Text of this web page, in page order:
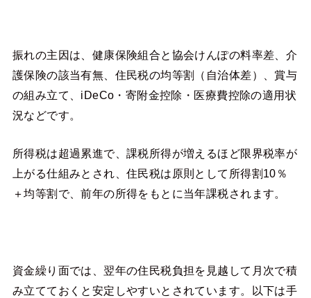
振れの主因は、健康保険組合と協会けんぽの料率差、介
護保険の該当有無、住民税の均等割（自治体差）、賞与
の組み立て、iDeCo・寄附金控除・医療費控除の適用状
況などです。
所得税は超過累進で、課税所得が増えるほど限界税率が
上がる仕組みとされ、住民税は原則として所得割10％
＋均等割で、前年の所得をもとに当年課税されます。
資金繰り面では、翌年の住民税負担を見越して月次で積
み立てておくと安定しやすいとされています。以下は手